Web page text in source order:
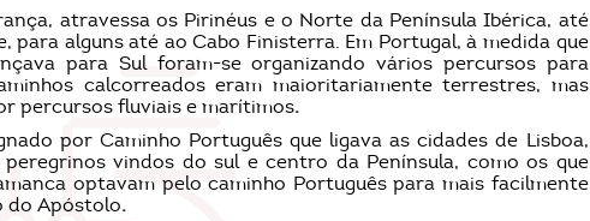
atravessa os Pirinéus e o Norte da Península Ibérica, até
para alguns até ao Cabo Finisterra. Em Portugal, à medida que
para Sul foram-se organizando vários percursos para
calcorreados eram maioritariamente terrestres, mas
percursos fluviais e marítimos.
por Caminho Português que ligava as cidades de Lisboa,
vindos do sul e centro da Península, como os que
optavam pelo caminho Português para mais facilmente
do Apóstolo.